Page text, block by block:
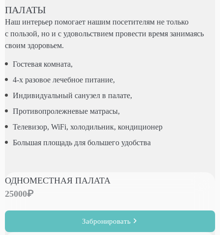
ПАЛАТЫ
Наш интерьер помогает нашим посетителям не только
с пользой, но и с удовольствием провести время занимаясь
своим здоровьем.
Гостевая комната,
4-х разовое лечебное питание,
Индивидуальный санузел в палате,
Противопролежневые матрасы,
Телевизор, WiFi, холодильник, кондиционер
Большая площадь для большего удобства
ОДНОМЕСТНАЯ ПАЛАТА
25000
Забронировать